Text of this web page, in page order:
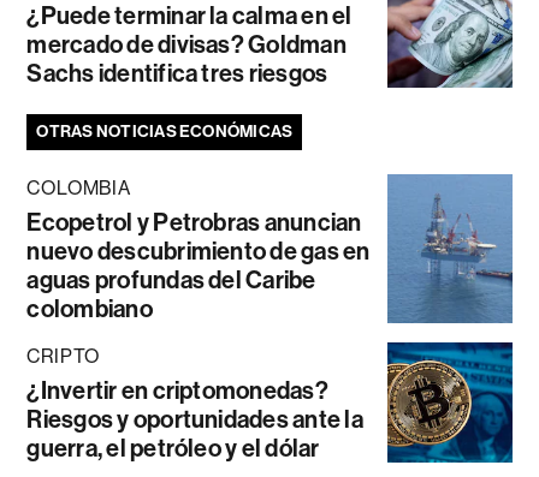
¿Puede terminar la calma en el
mercado de divisas? Goldman
Sachs identifica tres riesgos
OTRAS NOTICIAS ECONÓMICAS
COLOMBIA
Ecopetrol y Petrobras anuncian
nuevo descubrimiento de gas en
aguas profundas del Caribe
colombiano
CRIPTO
¿Invertir en criptomonedas?
Riesgos y oportunidades ante la
guerra, el petróleo y el dólar